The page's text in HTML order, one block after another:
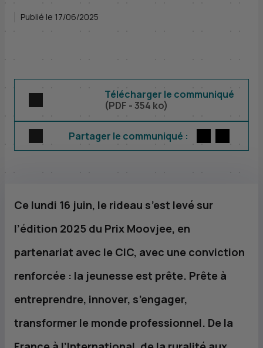
Publié le 17/06/2025
Télécharger le communiqué
(PDF - 354 ko)
Partager le communiqué :
Ce lundi 16 juin, le rideau s’est levé sur
l’édition 2025 du Prix Moovjee, en
partenariat avec le CIC, avec une conviction
renforcée : la jeunesse est prête. Prête à
entreprendre, innover, s’engager,
transformer le monde professionnel. De la